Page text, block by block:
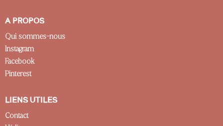
A PROPOS
Qui sommes-nous
Instagram
Facebook
Pinterest
LIENS UTILES
Contact